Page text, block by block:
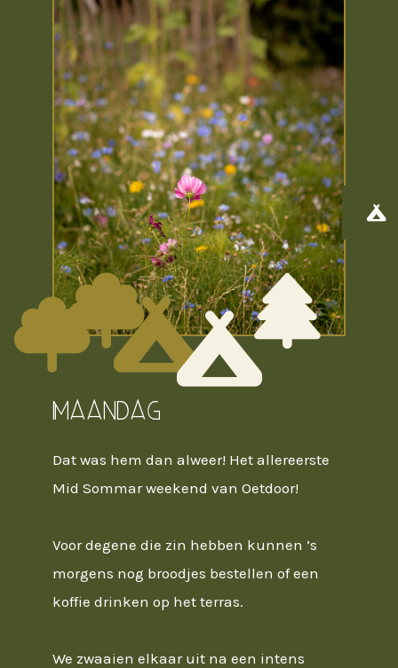



Maandag
Dat was hem dan alweer! Het allereerste
Mid Sommar weekend van Oetdoor!
Voor degene die zin hebben kunnen ’s
morgens nog broodjes bestellen of een
koffie drinken op het terras.
We zwaaien elkaar uit na een intens
